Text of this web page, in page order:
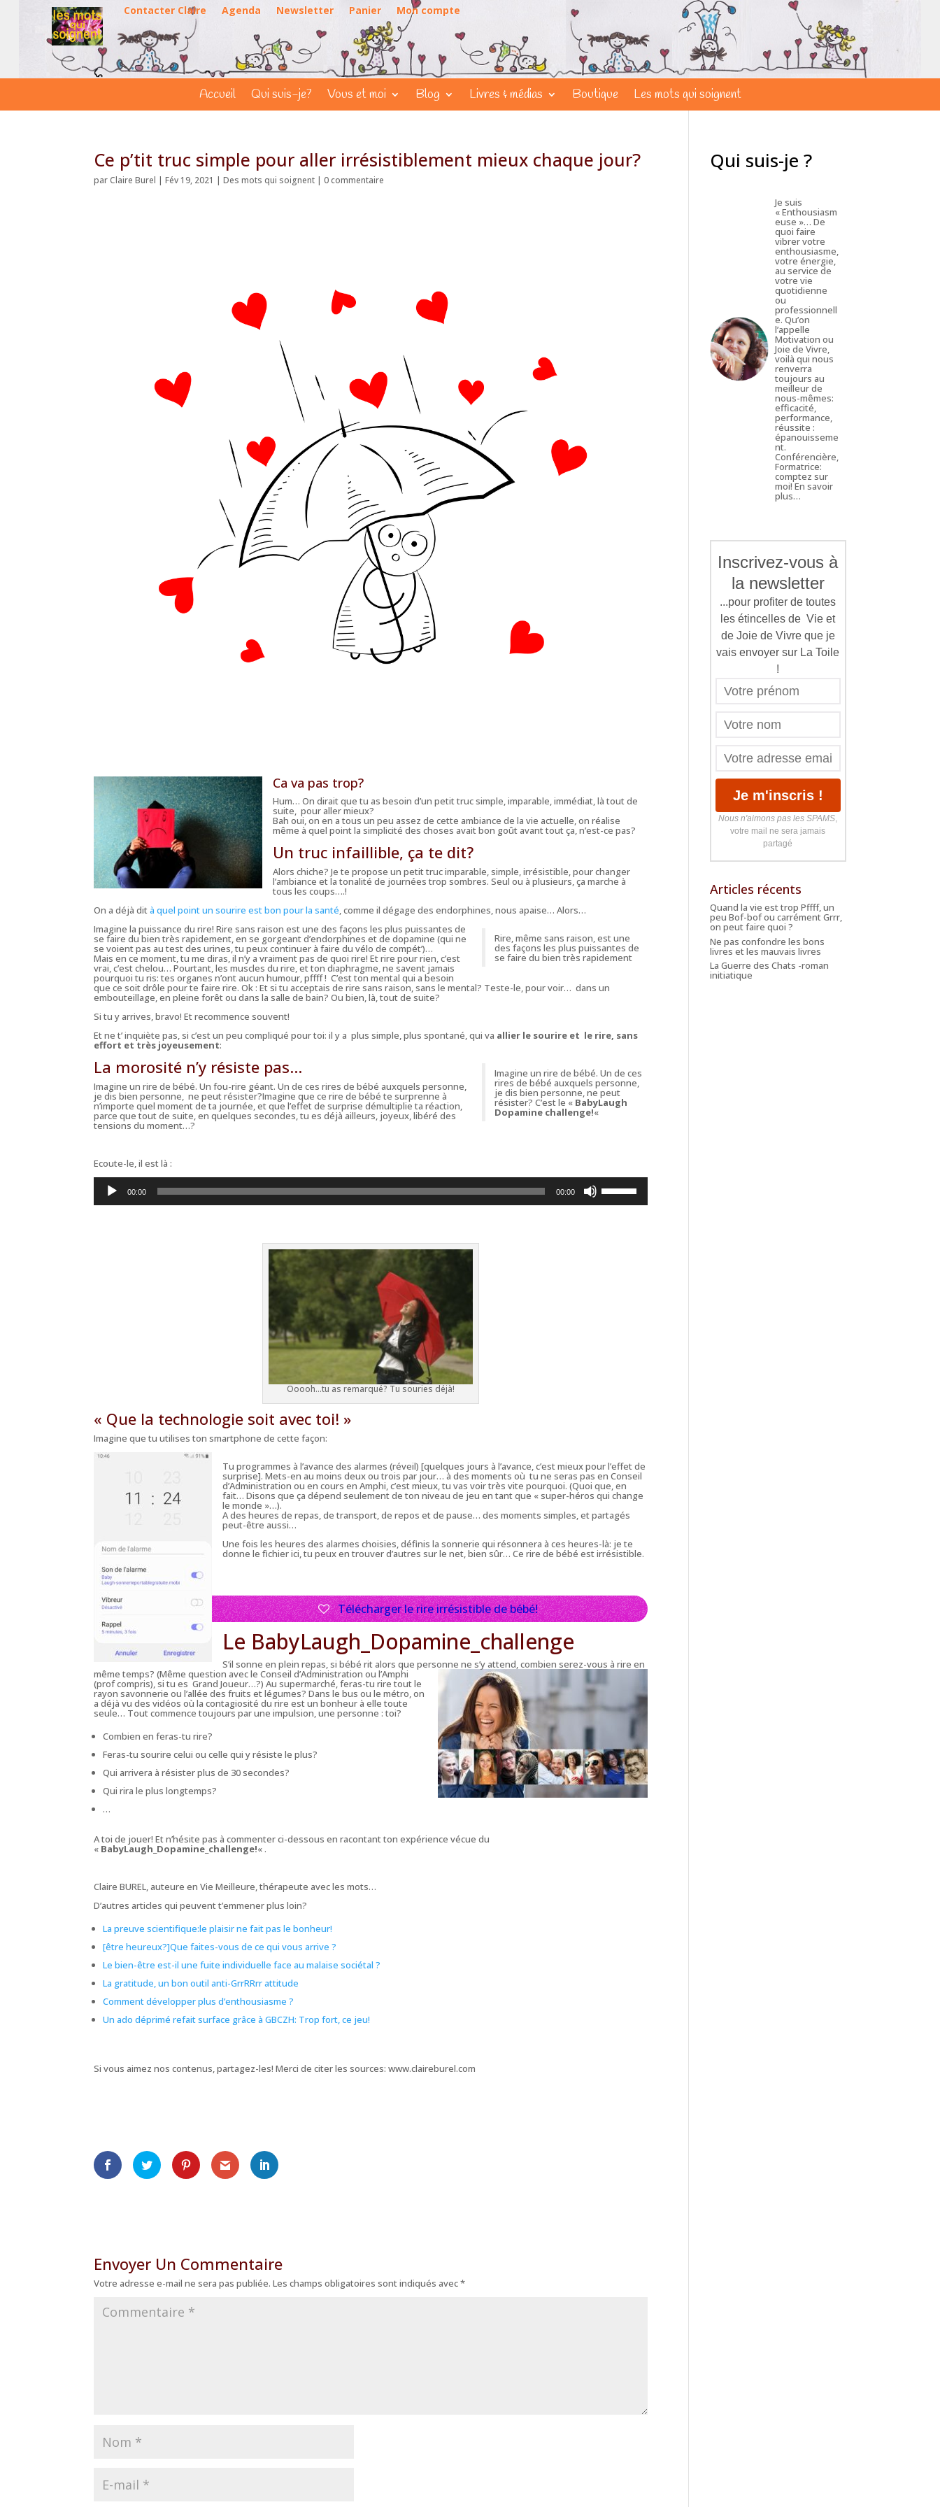
Contacter Claire Agenda Newsletter Panier Mon compte
Accueil Qui suis-je? Vous et moi Blog Livres & médias Boutique Les mots qui soignent
Ce p’tit truc simple pour aller irrésistiblement mieux chaque jour?
parClaire Burel |Fév 19, 2021 |Des mots qui soignent |0 commentaire
Ca va pas trop?
Hum… On dirait que tu as besoin d’un petit truc simple, imparable, immédiat, là tout de
suite, pour aller mieux?
Bah oui, on en a tous un peu assez de cette ambiance de la vie actuelle, on réalise
même à quel point la simplicité des choses avait bon goût avant tout ça, n’est-ce pas?
Un truc infaillible, ça te dit?
Alors chiche? Je te propose un petit truc imparable, simple, irrésistible, pour changer
l’ambiance et la tonalité de journées trop sombres. Seul ou à plusieurs, ça marche à
tous les coups….!
On a déjà dità quel point un sourire est bon pour la santé, comme il dégage des endorphines, nous apaise… Alors…
Rire, même sans raison, est une
des façons les plus puissantes de
se faire du bien très rapidement
Imagine la puissance du rire! Rire sans raison est une des façons les plus puissantes de
se faire du bien très rapidement, en se gorgeant d’endorphines et de dopamine (qui ne
se voient pas au test des urines, tu peux continuer à faire du vélo de compét’)…
Mais en ce moment, tu me diras, il n’y a vraiment pas de quoi rire! Et rire pour rien, c’est
vrai, c’est chelou… Pourtant, les muscles du rire, et ton diaphragme, ne savent jamais
pourquoi tu ris:tes organes n’ont aucun humour, pffff !C’est tonmental qui a besoin
que ce soit drôle pour te faire rire. Ok : Et si tu acceptais de rire sans raison, sans le mental? Teste-le, pour voir… dans un
embouteillage, en pleine forêt ou dans la salle de bain? Ou bien, là, tout de suite?
Si tu y arrives, bravo! Et recommence souvent!
Et ne t’ inquiète pas, si c’est un peu compliqué pour toi: il y a plus simple, plus spontané, qui va allier le sourire et le rire, sans
effort et très joyeusement:
Imagine un rire de bébé. Un de ces
rires de bébé auxquels personne,
je dis bien personne, ne peut
résister? C’est le « BabyLaugh
Dopamine challenge!«
La morosité n’y résiste pas…
Imagine un rire de bébé. Un fou-rire géant. Un de ces rires de bébé auxquels personne,
je dis bien personne, ne peut résister?Imagine que ce rire de bébé te surprenne à
n’importe quel moment de ta journée, et que l’effet de surprise démultiplie ta réaction,
parce que tout de suite, en quelques secondes, tu es déjà ailleurs, joyeux, libéré des
tensions du moment…?
Ecoute-le, il est là :
Lecteur
audio 00:00 00:00
Utilisez
les
Ooooh…tu as remarqué? Tu souries déjà!
« Que la technologie soit avec toi! »
Imagine que tu utilises ton smartphone de cette façon:
Tu programmes à l’avance des alarmes (réveil) [quelques jours à l’avance, c’est mieux pour l’effet de
surprise]. Mets-en au moins deux ou trois par jour… à des moments où tu ne seras pas en Conseil
d’Administration ou en cours en Amphi, c’est mieux, tu vas voir très vite pourquoi. (Quoi que, en
fait… Disons que ça dépend seulement de ton niveau de jeu en tant que « super-héros qui change
le monde »…).
A des heures de repas, de transport, de repos et de pause… des moments simples, et partagés
peut-être aussi…
Une fois les heures des alarmes choisies, définis la sonnerie qui résonnera à ces heures-là: je te
donne le fichier ici, tu peux en trouver d’autres sur le net, bien sûr… Ce rire de bébé est irrésistible.
Télécharger le rire irrésistible de bébé!
Le BabyLaugh_Dopamine_challenge
S’il sonne en plein repas, sibébé rit alors que personne ne s’y attend, combien serez-vous à rire en
même temps? (Même question avec le Conseil d’Administration ou l’Amphi
(prof compris), si tu es Grand Joueur…?) Au supermarché, feras-tu rire tout le
rayon savonnerie ou l’allée des fruits et légumes? Dans le bus ou le métro, on
a déjà vu des vidéos où la contagiosité du rire est un bonheur à elle toute
seule… Tout commence toujours par une impulsion, une personne : toi?
Combien en feras-tu rire?
Feras-tu sourire celui ou celle qui y résiste le plus?
Qui arrivera à résister plus de 30 secondes?
Qui rira le plus longtemps?
…
A toi de jouer! Et n’hésite pas à commenter ci-dessous en racontant ton expérience vécue du
« BabyLaugh_Dopamine_challenge!« .
Claire BUREL, auteure en Vie Meilleure, thérapeute avec les mots…
D’autres articles qui peuvent t’emmener plus loin?
La preuve scientifique:le plaisir ne fait pas le bonheur!
[être heureux?]Que faites-vous de ce qui vous arrive ?
Le bien-être est-il une fuite individuelle face au malaise sociétal ?
La gratitude, un bon outil anti-GrrRRrr attitude
Comment développer plus d’enthousiasme ?
Un ado déprimé refait surface grâce à GBCZH: Trop fort, ce jeu!
Si vous aimez nos contenus, partagez-les! Merci de citer les sources: www.claireburel.com
Envoyer Un Commentaire
Votre adresse e-mail ne sera pas publiée. Les champs obligatoires sont indiqués avec*
Qui suis-je ?
Je suis
« Enthousiasm
euse »… De
quoi faire
vibrer votre
enthousiasme,
votre énergie,
au service de
votre vie
quotidienne
ou
professionnell
e. Qu’on
l’appelle
Motivation ou
Joie de Vivre,
voilà qui nous
renverra
toujours au
meilleur de
nous-mêmes:
efficacité,
performance,
réussite :
épanouisseme
nt.
Conférencière,
Formatrice:
comptez sur
moi!En savoir
plus…
Inscrivez-vous à
la newsletter
...pour profiter de toutes
les étincelles de Vie et
de Joie de Vivre que je
vais envoyer sur La Toile
!
Nous n'aimons pas les SPAMS,
votre mail ne sera jamais
partagé
Articles récents
Quand la vie est trop Pffff, un
peu Bof-bof ou carrément Grrr,
on peut faire quoi ?
Ne pas confondre les bons
livres et les mauvais livres
La Guerre des Chats -roman
initiatique